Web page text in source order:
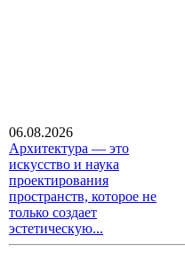
06.08.2026
Архитектура — это
искусство и наука
проектирования
пространств, которое не
только создает
эстетическую...